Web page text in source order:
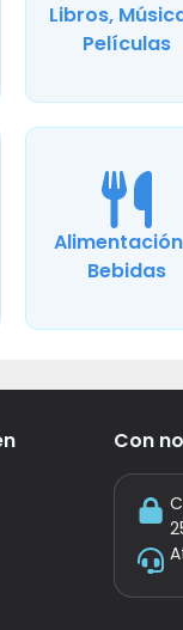
Libros,
Películas
Bebidas
Con